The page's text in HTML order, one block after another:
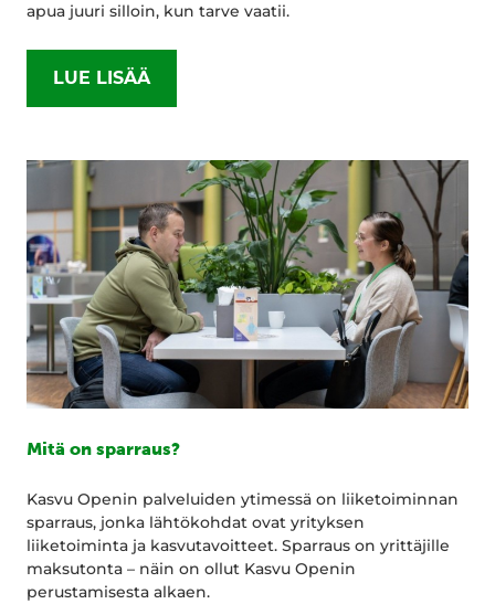
apua juuri silloin, kun tarve vaatii.
LUE LISÄÄ
Mitä on sparraus?
Kasvu Openin palveluiden ytimessä on liiketoiminnan
sparraus, jonka lähtökohdat ovat yrityksen
liiketoiminta ja kasvutavoitteet. Sparraus on yrittäjille
maksutonta – näin on ollut Kasvu Openin
perustamisesta alkaen.